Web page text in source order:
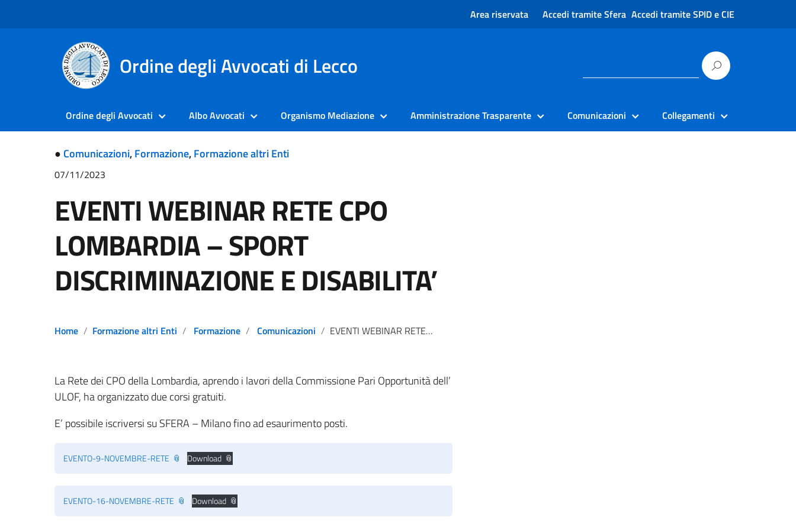
Area riservata Accedi tramite Sfera Accedi tramite SPID e CIE
Ordine degli Avvocati di Lecco
Ordine degli Avvocati Albo Avvocati Organismo Mediazione Amministrazione Trasparente Comunicazioni Collegamenti
● Comunicazioni,Formazione,Formazione altri Enti
07/11/2023
EVENTI WEBINAR RETE CPO
LOMBARDIA – SPORT
DISCRIMINAZIONE E DISABILITA’
Home Formazione altri Enti Formazione Comunicazioni EVENTI WEBINAR RETE CPO LOMBARDIA – SPORT DISCRIMINAZIONE E DISABILITA’
La Rete dei CPO della Lombardia, aprendo i lavori della Commissione Pari Opportunità dell’
ULOF, ha organizzato due corsi gratuiti.
E’ possibile iscriversi su SFERA – Milano fino ad esaurimento posti.
EVENTO-9-NOVEMBRE-RETE Download
EVENTO-16-NOVEMBRE-RETE Download